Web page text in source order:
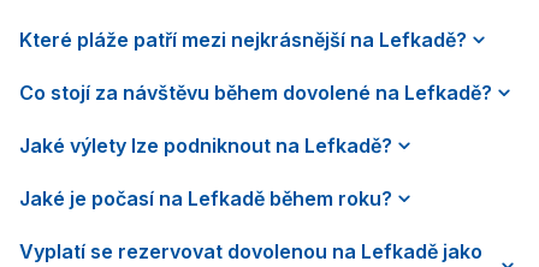
Které pláže patří mezi nejkrásnější na Lefkadě?
Co stojí za návštěvu během dovolené na Lefkadě?
Jaké výlety lze podniknout na Lefkadě?
Jaké je počasí na Lefkadě během roku?
Vyplatí se rezervovat dovolenou na Lefkadě jako